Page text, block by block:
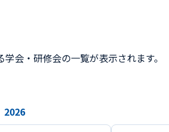
会・研修会の一覧が表示されます。
2026